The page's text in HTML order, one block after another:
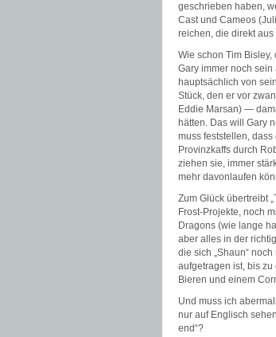
geschrieben haben,
Cast und Cameos
reichen, die direkt aus
Wie schon Tim
Gary immer noch
hauptsächlich von
Stück, den er vor
Eddie Marsan) —
hätten. Das will Gary
muss feststellen,
Provinzkaffs durch
ziehen sie, immer
mehr davonlaufen
Zum Glück übertreibt
Frost-Projekte, noch
Dragons (wie lange
aber alles in der
die sich „Shaun“
aufgetragen ist, bis
Bieren und einem
Und muss ich
nur auf Englisch
end“?